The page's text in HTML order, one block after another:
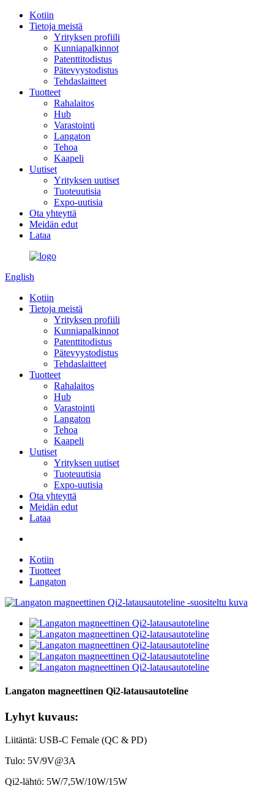
Kotiin
Tietoja meistä
Yrityksen profiili
Kunniapalkinnot
Patenttitodistus
Pätevyystodistus
Tehdaslaitteet
Tuotteet
Rahalaitos
Hub
Varastointi
Langaton
Tehoa
Kaapeli
Uutiset
Yrityksen uutiset
Tuoteuutisia
Expo-uutisia
Ota yhteyttä
Meidän edut
Lataa
English
Kotiin
Tietoja meistä
Yrityksen profiili
Kunniapalkinnot
Patenttitodistus
Pätevyystodistus
Tehdaslaitteet
Tuotteet
Rahalaitos
Hub
Varastointi
Langaton
Tehoa
Kaapeli
Uutiset
Yrityksen uutiset
Tuoteuutisia
Expo-uutisia
Ota yhteyttä
Meidän edut
Lataa
Kotiin
Tuotteet
Langaton
Langaton magneettinen Qi2-latausautoteline
Lyhyt kuvaus:
Liitäntä: USB-C Female (QC & PD)
Tulo: 5V/9V@3A
Qi2-lähtö: 5W/7,5W/10W/15W